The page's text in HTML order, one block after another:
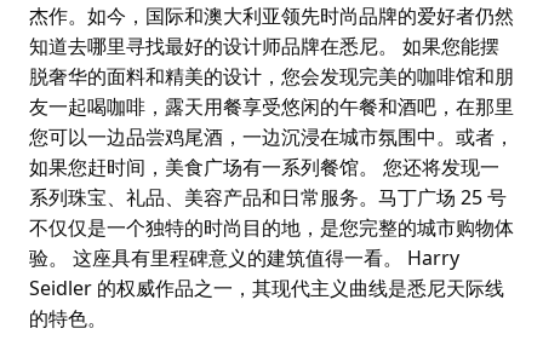
杰作。如今，国际和澳大利亚领先时尚品牌的爱好者仍然
知道去哪里寻找最好的设计师品牌在悉尼。 如果您能摆
脱奢华的面料和精美的设计，您会发现完美的咖啡馆和朋
友一起喝咖啡，露天用餐享受悠闲的午餐和酒吧，在那里
您可以一边品尝鸡尾酒，一边沉浸在城市氛围中。或者，
如果您赶时间，美食广场有一系列餐馆。 您还将发现一
系列珠宝、礼品、美容产品和日常服务。马丁广场 25 号
不仅仅是一个独特的时尚目的地，是您完整的城市购物体
验。 这座具有里程碑意义的建筑值得一看。 Harry
Seidler 的权威作品之一，其现代主义曲线是悉尼天际线
的特色。